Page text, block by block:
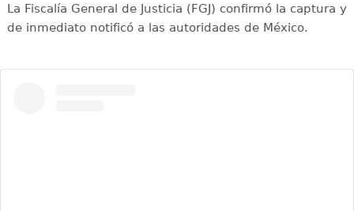
La Fiscalía General de Justicia (FGJ) confirmó la captura y
de inmediato notificó a las autoridades de México.